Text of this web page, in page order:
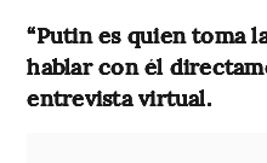
“Putin es quien toma
hablar con él
entrevista virtual.